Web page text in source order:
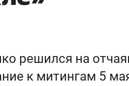
решился на
к митингам 5